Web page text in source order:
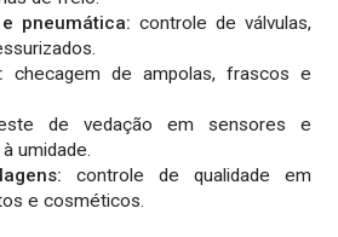
pneumática: controle de válvulas,
checagem de ampolas, frascos e
de vedação em sensores e
umidade.
controle de qualidade em
e cosméticos.